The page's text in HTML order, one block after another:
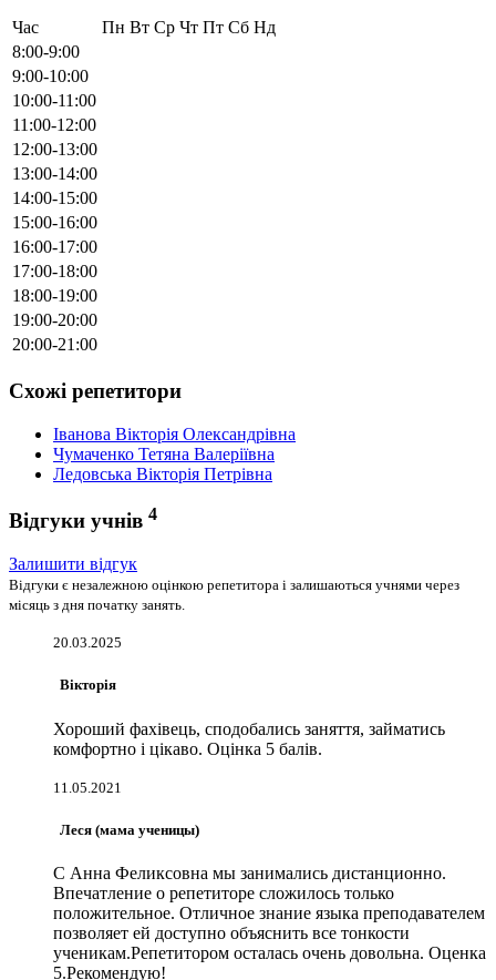
Час Пн Вт Ср Чт Пт Сб Нд
8:00-9:00
9:00-10:00
10:00-11:00
11:00-12:00
12:00-13:00
13:00-14:00
14:00-15:00
15:00-16:00
16:00-17:00
17:00-18:00
18:00-19:00
19:00-20:00
20:00-21:00
Схожі репетитори
Іванова Вікторія Олександрівна
Чумаченко Тетяна Валеріївна
Ледовська Вікторія Петрівна
Відгуки учнів 4
Залишити відгук
Відгуки є незалежною оцінкою репетитора і залишаються учнями через
місяць з дня початку занять.
20.03.2025
Вікторія
Хороший фахівець, сподобались заняття, займатись
комфортно і цікаво. Оцінка 5 балів.
11.05.2021
Леся (мама ученицы)
С Анна Феликсовна мы занимались дистанционно.
Впечатление о репетиторе сложилось только
положительное. Отличное знание языка преподавателем
позволяет ей доступно объяснить все тонкости
ученикам.Репетитором осталась очень довольна. Оценка
5.Рекомендую!